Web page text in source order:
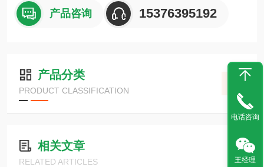
产品咨询 15376395192
产品分类
PRODUCT CLASSIFICATION
相关文章
RELATED ARTICLES
电话咨询
王经理